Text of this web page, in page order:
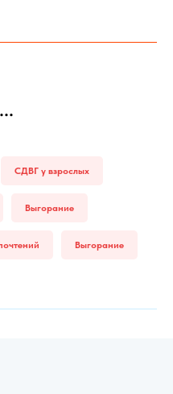
СДВГ у взрослых
Выгорание
Выгорание